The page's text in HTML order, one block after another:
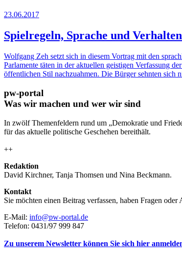
23.06.2017
Spielregeln, Sprache und
Wolfgang Zeh setzt sich in diesem Vortrag mit den
Parlamente täten in der aktuellen geistigen Verfassung
öffentlichen Stil nachzuahmen. Die Bürger sehnten sich
pw-portal
Was wir machen und wer wir sind
In zwölf Themenfeldern rund um „Demokratie und
für das aktuelle politische Geschehen bereithält.
++
Redaktion
David Kirchner, Tanja Thomsen und Nina Beckmann.
Kontakt
Sie möchten einen Beitrag verfassen, haben Fragen oder
E-Mail: info@pw-portal.de
Telefon: 0431/97 999 847
Zu unserem Newsletter können Sie sich hier